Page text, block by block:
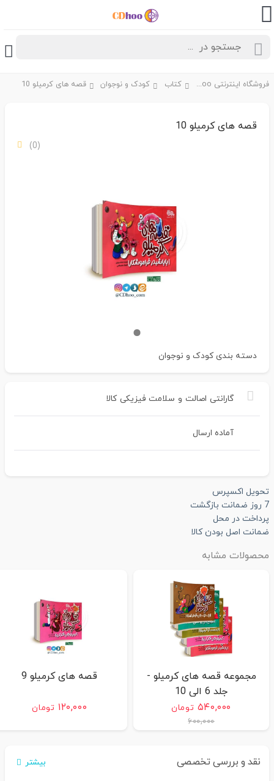
فروشگاه اینترنتی CDhoo کتاب کودک و نوجوان قصه های کرمیلو 10
قصه های کرمیلو 10
(0)
دسته بندی کودک و نوجوان
گارانتی اصالت و سلامت فیزیکی کالا
آماده ارسال
تحویل اکسپرس
7 روز ضمانت بازگشت
پرداخت در محل
ضمانت اصل بودن کالا
محصولات مشابه
مجموعه قصه های کرمیلو -
جلد 6 الی 10
۵۴۰,۰۰۰ تومان
۶۰۰,۰۰۰
قصه های کرمیلو 9
۱۲۰,۰۰۰ تومان
نقد و بررسی تخصصی بیشتر